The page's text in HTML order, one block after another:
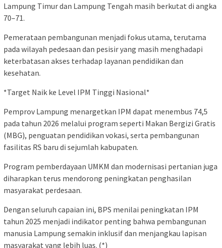
Lampung Timur dan Lampung Tengah masih berkutat di angka
70–71.
Pemerataan pembangunan menjadi fokus utama, terutama
pada wilayah pedesaan dan pesisir yang masih menghadapi
keterbatasan akses terhadap layanan pendidikan dan
kesehatan.
*Target Naik ke Level IPM Tinggi Nasional*
Pemprov Lampung menargetkan IPM dapat menembus 74,5
pada tahun 2026 melalui program seperti Makan Bergizi Gratis
(MBG), penguatan pendidikan vokasi, serta pembangunan
fasilitas RS baru di sejumlah kabupaten.
Program pemberdayaan UMKM dan modernisasi pertanian juga
diharapkan terus mendorong peningkatan penghasilan
masyarakat perdesaan.
Dengan seluruh capaian ini, BPS menilai peningkatan IPM
tahun 2025 menjadi indikator penting bahwa pembangunan
manusia Lampung semakin inklusif dan menjangkau lapisan
masyarakat yang lebih luas. (*)